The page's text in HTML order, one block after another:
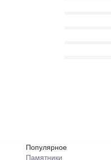
Популярное
Памятники